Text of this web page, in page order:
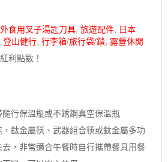
食用叉子湯匙刀具, 旅遊配件, 日本
登山健行, 行李箱/旅行袋/鎖, 露營休閒
紅利點數！
行保溫瓶或不銹鋼真空保溫瓶
鈦金屬筷、武器組合筷或鈦金屬多功
，非常適合午餐時自行攜帶餐具用餐